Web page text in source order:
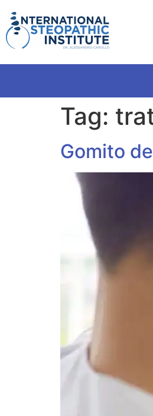
Tag:
Gomito